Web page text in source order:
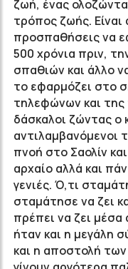
ζωή, ένας
τρόπος ζωής. Είναι
προσπαθήσεις να
500 χρόνια πριν,
σπαθιών και άλλο
το εφαρμόζει στο
τηλεφώνων και της
δάσκαλοι ζώντας ο
αντιλαμβανόμενοι
πνοή στο Σαολίν
αρχαίο αλλά και
γενιές. Ό,τι
σταμάτησε να ζει
πρέπει να ζει
ήταν και η μεγάλη
και η αποστολή